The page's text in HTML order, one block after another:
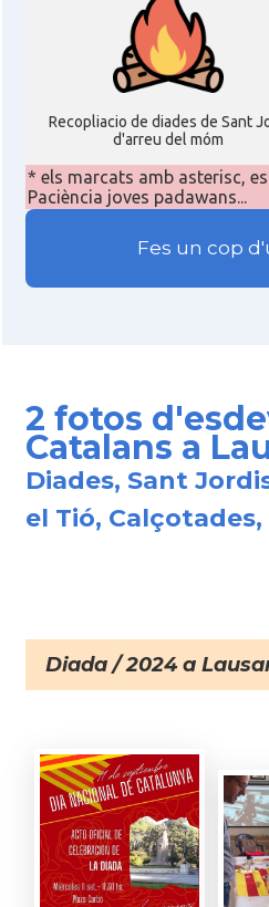
Recopliacio de diades de Sant
d'arreu del móm
* els marcats amb asterisc,
Paciència joves padawans...
Fes un cop
2 fotos
Catalans a
Diades, Sant
el Tió,
Diada / 2024 a